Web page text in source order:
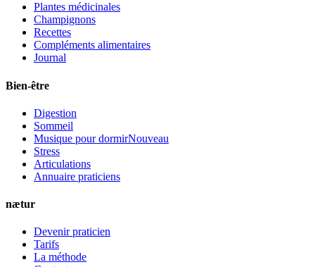
Plantes médicinales
Champignons
Recettes
Compléments alimentaires
Journal
Bien-être
Digestion
Sommeil
Musique pour dormirNouveau
Stress
Articulations
Annuaire praticiens
nætur
Devenir praticien
Tarifs
La méthode